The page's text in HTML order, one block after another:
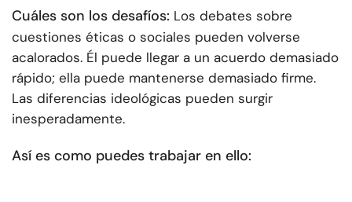
Cuáles son los desafíos: Los debates sobre
cuestiones éticas o sociales pueden volverse
acalorados. Él puede llegar a un acuerdo demasiado
rápido; ella puede mantenerse demasiado firme.
Las diferencias ideológicas pueden surgir
inesperadamente.
Así es como puedes trabajar en ello: